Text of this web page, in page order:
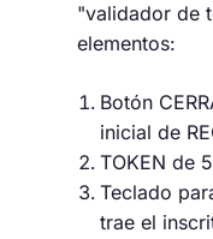
"validador de
elementos:
Botón
inicial de
TOKEN de
Teclado
trae el